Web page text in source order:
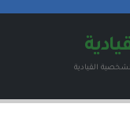
القيادية